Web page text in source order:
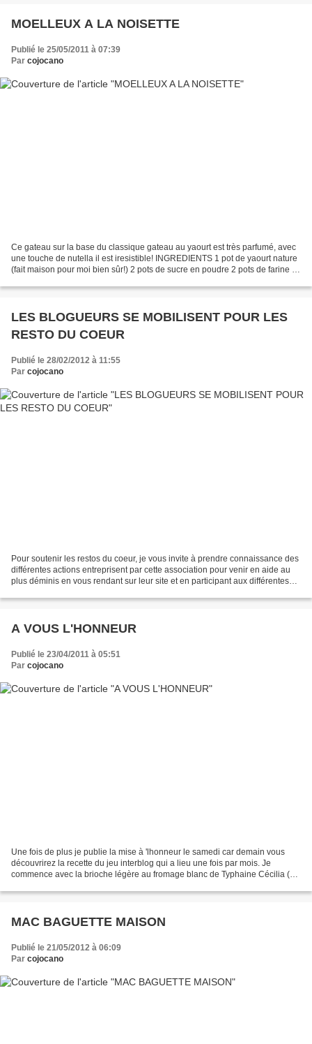
MOELLEUX A LA NOISETTE
Publié le 25/05/2011 à 07:39
Par cojocano
Ce gateau sur la base du classique gateau au yaourt est très parfumé, avec
une touche de nutella il est iresistible! INGREDIENTS 1 pot de yaourt nature
(fait maison pour moi bien sûr!) 2 pots de sucre en poudre 2 pots de farine 1
LES BLOGUEURS SE MOBILISENT POUR LES
RESTO DU COEUR
Publié le 28/02/2012 à 11:55
Par cojocano
Pour soutenir les restos du coeur, je vous invite à prendre connaissance des
différentes actions entreprisent par cette association pour venir en aide au
plus déminis en vous rendant sur leur site et en participant aux différentes
A VOUS L'HONNEUR
Publié le 23/04/2011 à 05:51
Par cojocano
Une fois de plus je publie la mise à 'lhonneur le samedi car demain vous
découvrirez la recette du jeu interblog qui a lieu une fois par mois. Je
commence avec la brioche légère au fromage blanc de Typhaine Cécilia (
MAC BAGUETTE MAISON
Publié le 21/05/2012 à 06:09
Par cojocano